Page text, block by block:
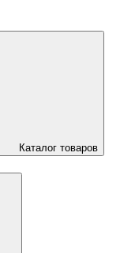
Каталог товаров